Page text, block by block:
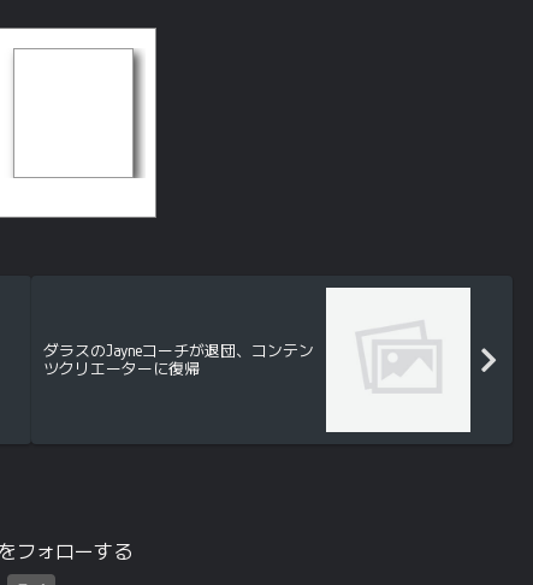
ダラスのJayneコーチが退団、コンテン
ツクリエーターに復帰
フォローする